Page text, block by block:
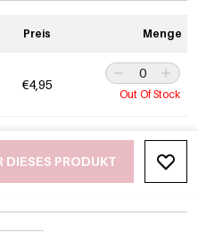
Preis Menge
€4,95
Out Of Stock
DIESES PRODUKT